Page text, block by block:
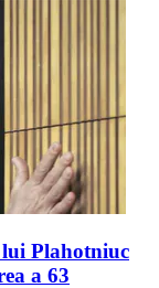
Plahotniuc
a 63